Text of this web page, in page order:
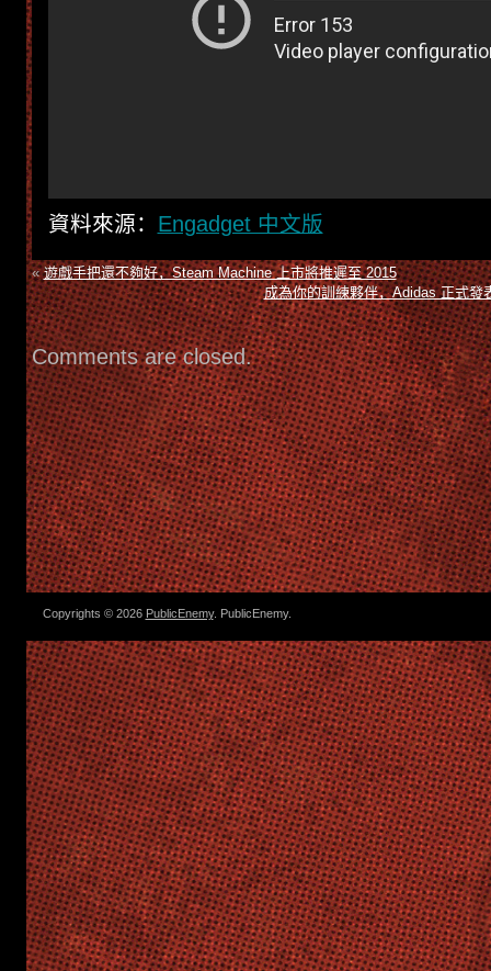
資料來源： Engadget 中文版
«​遊戲手把還不夠好，Steam Machine 上市將推遲至 2015
成為你的訓練夥伴，Adidas 正式發
Comments are closed.
Copyrights © 2026 PublicEnemy. PublicEnemy.